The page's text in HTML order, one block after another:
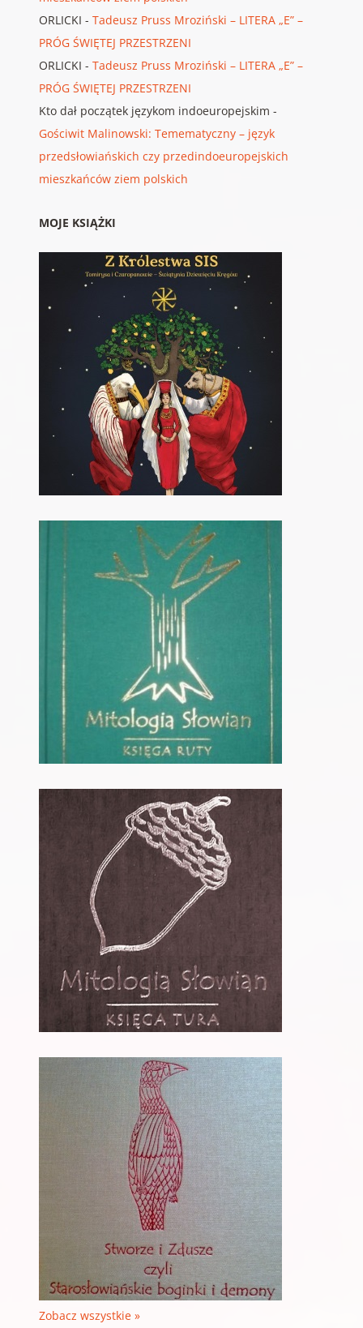
ORLICKI - Tadeusz Pruss Mroziński – LITERA „E” –
PRÓG ŚWIĘTEJ PRZESTRZENI
ORLICKI - Tadeusz Pruss Mroziński – LITERA „E” –
PRÓG ŚWIĘTEJ PRZESTRZENI
Kto dał początek językom indoeuropejskim -
Gościwit Malinowski: Temematyczny – język
przedsłowiańskich czy przedindoeuropejskich
mieszkańców ziem polskich
MOJE KSIĄŻKI
Zobacz wszystkie »